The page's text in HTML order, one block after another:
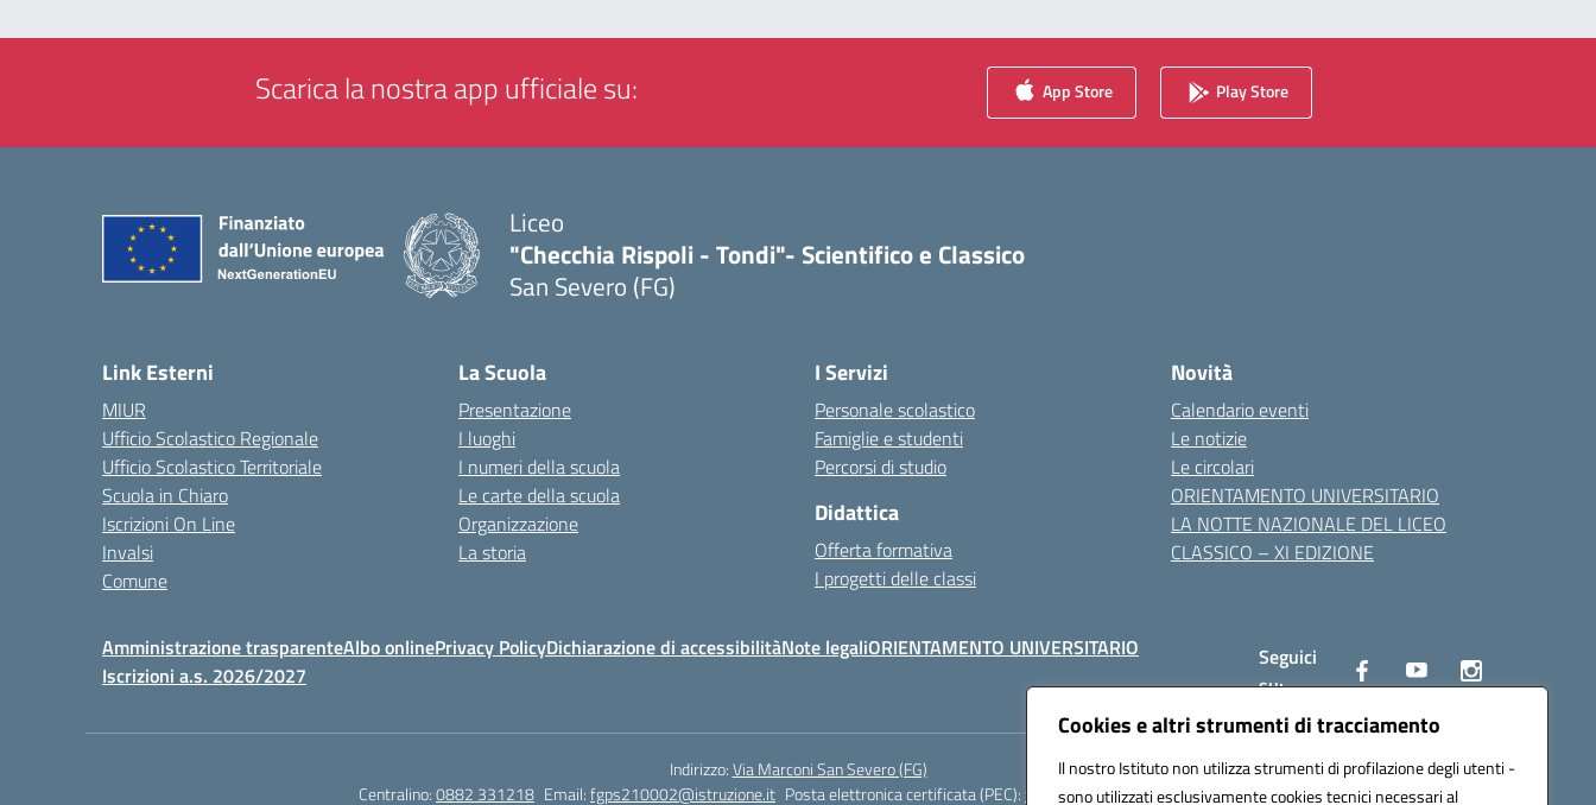
Cookies e altri strumenti di tracciamento
Il nostro Istituto non utilizza strumenti di profilazione degli utenti -
sono utilizzati esclusivamente cookies tecnici necessari al
Scarica la nostra app ufficiale su: App Store Play Store
Liceo
"Checchia Rispoli - Tondi"- Scientifico e Classico
San Severo (FG)
Link Esterni
MIUR
Ufficio Scolastico Regionale
Ufficio Scolastico Territoriale
Scuola in Chiaro
Iscrizioni On Line
Invalsi
Comune
La Scuola
Presentazione
I luoghi
I numeri della scuola
Le carte della scuola
Organizzazione
La storia
I Servizi
Personale scolastico
Famiglie e studenti
Percorsi di studio
Didattica
Offerta formativa
I progetti delle classi
Novità
Calendario eventi
Le notizie
Le circolari
ORIENTAMENTO UNIVERSITARIO
LA NOTTE NAZIONALE DEL LICEO
CLASSICO – XI EDIZIONE
Amministrazione trasparenteAlbo onlinePrivacy PolicyDichiarazione di accessibilitàNote legaliORIENTAMENTO UNIVERSITARIO
Iscrizioni a.s. 2026/2027
Seguici
su:
Indirizzo:Via Marconi San Severo (FG)
Centralino:0882 331218 Email:fgps210002@istruzione.it Posta elettronica certificata (PEC):fgps210002@pec.istruzione.it